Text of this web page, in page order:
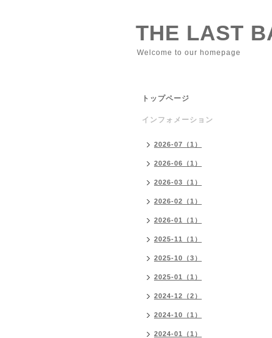
THE LAST
Welcome to our homepage
トップページ
インフォメーション
2026-07（1）
2026-06（1）
2026-03（1）
2026-02（1）
2026-01（1）
2025-11（1）
2025-10（3）
2025-01（1）
2024-12（2）
2024-10（1）
2024-01（1）